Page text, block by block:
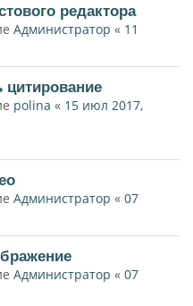
редактора
Администратор « 11
цитирование
polina « 15 июл 2017,
Администратор « 07
Администратор « 07